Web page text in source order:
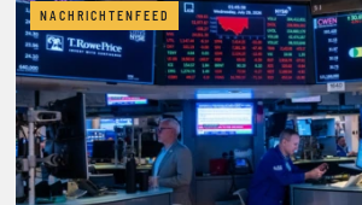
NACHRICHTENFEED